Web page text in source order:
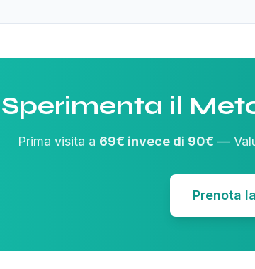
Sperimenta il
Prima visita a 69€ invece di 90€ —
Prenota